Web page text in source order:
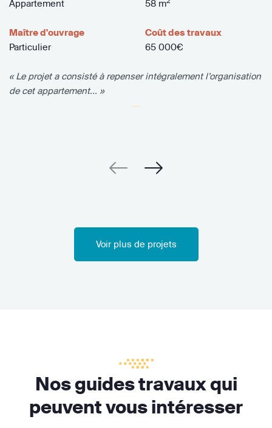
Appartement 58 m
Maître d'ouvrage
Particulier
Coût des travaux
65 000€
« Le projet a consisté à repenser intégralement l’organisation
de cet appartement... »
Voir plus de projets
Nos guides travaux qui
peuvent vous intéresser